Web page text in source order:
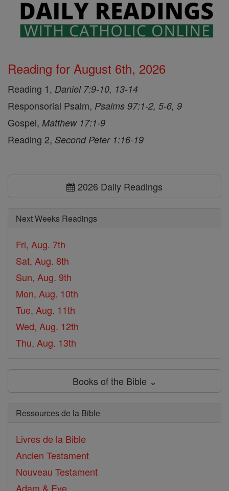
Reading for August 6th, 2026
Reading 1, Daniel 7:9-10, 13-14
Responsorial Psalm, Psalms 97:1-2, 5-6, 9
Gospel, Matthew 17:1-9
Reading 2, Second Peter 1:16-19
2026 Daily Readings
Next Weeks Readings
Fri, Aug. 7th
Sat, Aug. 8th
Sun, Aug. 9th
Mon, Aug. 10th
Tue, Aug. 11th
Wed, Aug. 12th
Thu, Aug. 13th
Books of the Bible ⌄
Ressources de la Bible
Livres de la Bible
Ancien Testament
Nouveau Testament
Adam & Eve